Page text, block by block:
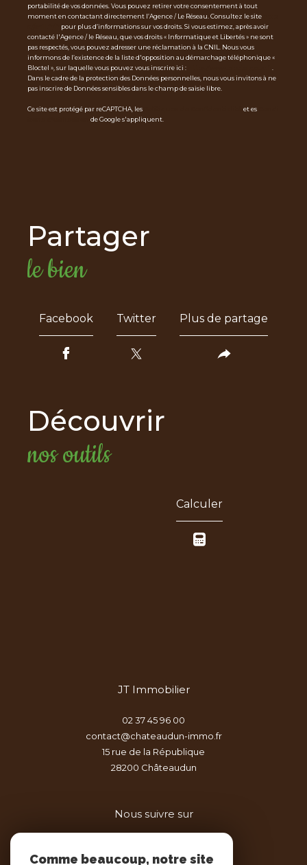
portabilité de vos données. Vous pouvez retirer votre consentement à tout
moment en contactant directement l’Agence / Le Réseau. Consultez le site
pour plus d’informations sur vos droits. Si vous estimez, après avoir
contacté l'Agence / le Réseau, que vos droits « Informatique et Libertés » ne sont
pas respectés, vous pouvez adresser une réclamation à la CNIL. Nous vous
informons de l’existence de la liste d'opposition au démarchage téléphonique «
Bloctel », sur laquelle vous pouvez vous inscrire ici :
Dans le cadre de la protection des Données personnelles, nous vous invitons à ne
pas inscrire de Données sensibles dans le champ de saisie libre.
Ce site est protégé par reCAPTCHA, les et es
de Google s'appliquent.
partager
le bien
Facebook Twitter Plus de partage
découvrir
nos outils
Calculer
JT Immobilier
02 37 45 96 00
contact@chateaudun-immo.fr
15 rue de la République
28200
châteaudun
Nous suivre sur
Comme beaucoup, notre site